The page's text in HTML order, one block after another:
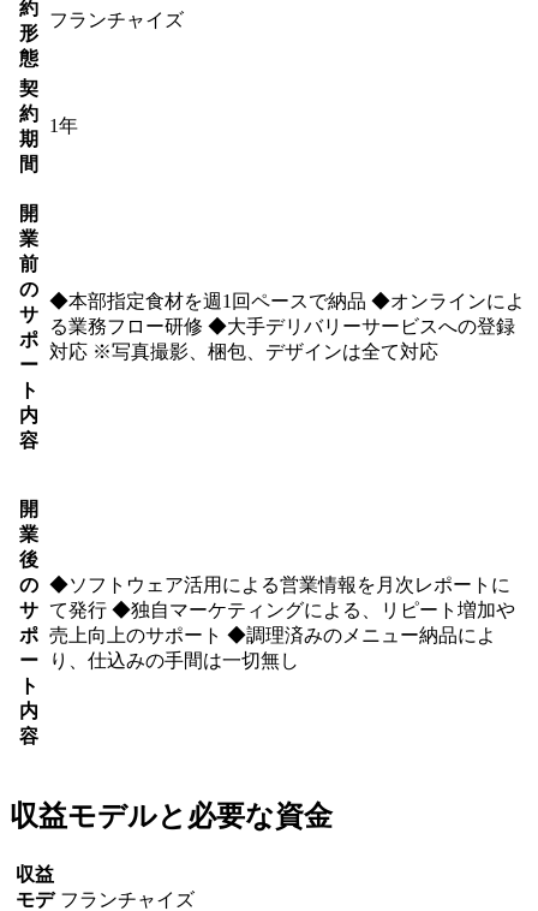
約
形
態
フランチャイズ
契
約
期
間
1年
開
業
前
の
サ
ポ
ー
ト
内
容
◆本部指定食材を週1回ペースで納品 ◆オンラインによ
る業務フロー研修 ◆大手デリバリーサービスへの登録
対応 ※写真撮影、梱包、デザインは全て対応
開
業
後
の
サ
ポ
ー
ト
内
容
◆ソフトウェア活用による営業情報を月次レポートに
て発行 ◆独自マーケティングによる、リピート増加や
売上向上のサポート ◆調理済みのメニュー納品によ
り、仕込みの手間は一切無し
収益モデルと必要な資金
収益
モデ フランチャイズ